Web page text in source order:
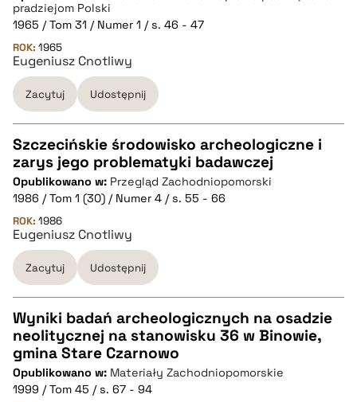
CZYSTY TEKST
pobierz cytat
BIBTEX
pobierz cytat
pradziejom Polski
1965 / Tom 31 / Numer 1 / s. 46 - 47
ROK: 1965
Eugeniusz Cnotliwy
Zacytuj Udostępnij
CZYSTY TEKST
pobierz cytat
BIBTEX
pobierz cytat
Szczecińskie środowisko archeologiczne i
zarys jego problematyki badawczej
Opublikowano w: Przegląd Zachodniopomorski
1986 / Tom 1 (30) / Numer 4 / s. 55 - 66
ROK: 1986
Eugeniusz Cnotliwy
Zacytuj Udostępnij
CZYSTY TEKST
pobierz cytat
Wyniki badań archeologicznych na osadzie
neolitycznej na stanowisku 36 w Binowie,
gmina Stare Czarnowo
Opublikowano w: Materiały Zachodniopomorskie
1999 / Tom 45 / s. 67 - 94